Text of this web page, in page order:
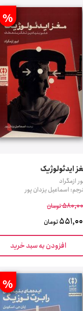
%
ایدئولوژیک
ازمگراد
اسماعیل یزدان پور
تومان
تومان
افزودن به سبد خرید
%